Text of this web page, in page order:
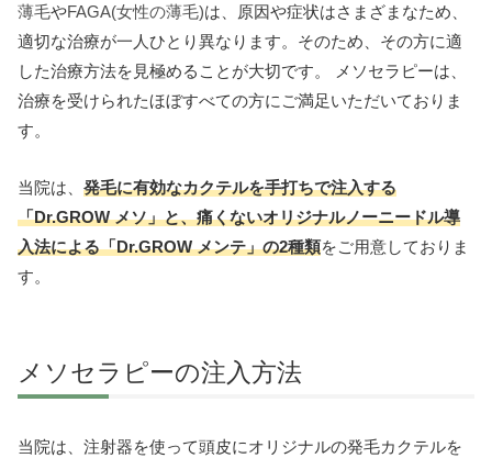
薄毛やFAGA(女性の薄毛)は、原因や症状はさまざまなため、
適切な治療が一人ひとり異なります。そのため、その方に適
した治療方法を見極めることが大切です。 メソセラピーは、
治療を受けられたほぼすべての方にご満足いただいておりま
す。
当院は、 発毛に有効なカクテルを手打ちで注入する
「Dr.GROW メソ」と、痛くないオリジナルノーニードル導
入法による「Dr.GROW メンテ」の2種類をご用意しておりま
す。
メソセラピーの注入方法
当院は、 注射器を使って頭皮にオリジナルの発毛カクテルを